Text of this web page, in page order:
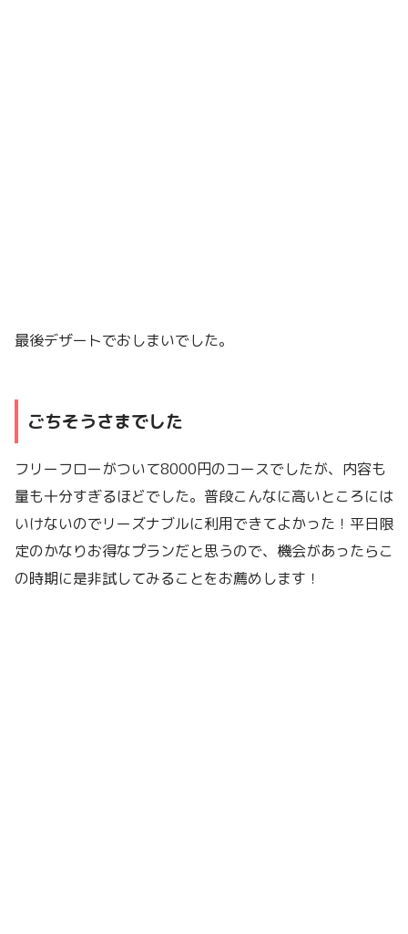
最後デザートでおしまいでした。
ごちそうさまでした
フリーフローがついて8000円のコースでしたが、内容も
量も十分すぎるほどでした。普段こんなに高いところには
いけないのでリーズナブルに利用できてよかった！平日限
定のかなりお得なプランだと思うので、機会があったらこ
の時期に是非試してみることをお薦めします！